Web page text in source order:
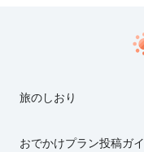
旅のしおり
おでかけプラン投稿ガ